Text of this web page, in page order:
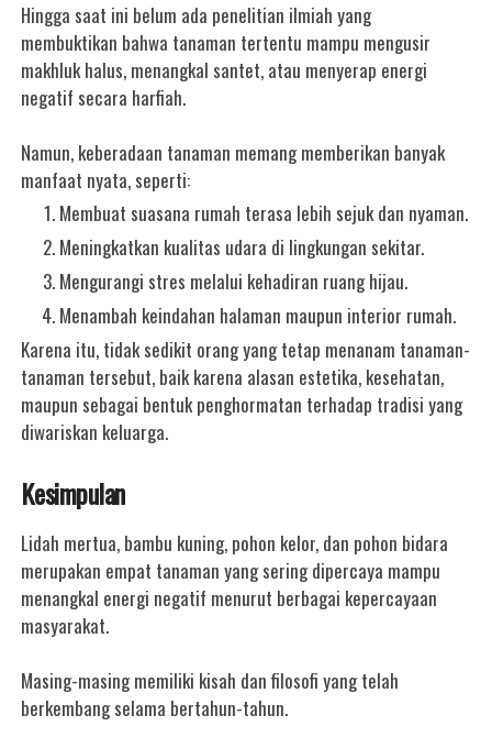
Hingga saat ini belum ada penelitian ilmiah yang
membuktikan bahwa tanaman tertentu mampu mengusir
makhluk halus, menangkal santet, atau menyerap energi
negatif secara harfiah.
Namun, keberadaan tanaman memang memberikan banyak
manfaat nyata, seperti:
Membuat suasana rumah terasa lebih sejuk dan nyaman.
Meningkatkan kualitas udara di lingkungan sekitar.
Mengurangi stres melalui kehadiran ruang hijau.
Menambah keindahan halaman maupun interior rumah.
Karena itu, tidak sedikit orang yang tetap menanam tanaman-
tanaman tersebut, baik karena alasan estetika, kesehatan,
maupun sebagai bentuk penghormatan terhadap tradisi yang
diwariskan keluarga.
Kesimpulan
Lidah mertua, bambu kuning, pohon kelor, dan pohon bidara
merupakan empat tanaman yang sering dipercaya mampu
menangkal energi negatif menurut berbagai kepercayaan
masyarakat.
Masing-masing memiliki kisah dan filosofi yang telah
berkembang selama bertahun-tahun.